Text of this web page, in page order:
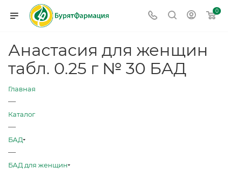
0
Анастасия для женщин
табл. 0.25 г № 30 БАД
Главная
—
Каталог
—
БАД
—
БАД для женщин